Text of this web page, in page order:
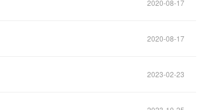
2020-08-17
2020-08-17
2023-02-23